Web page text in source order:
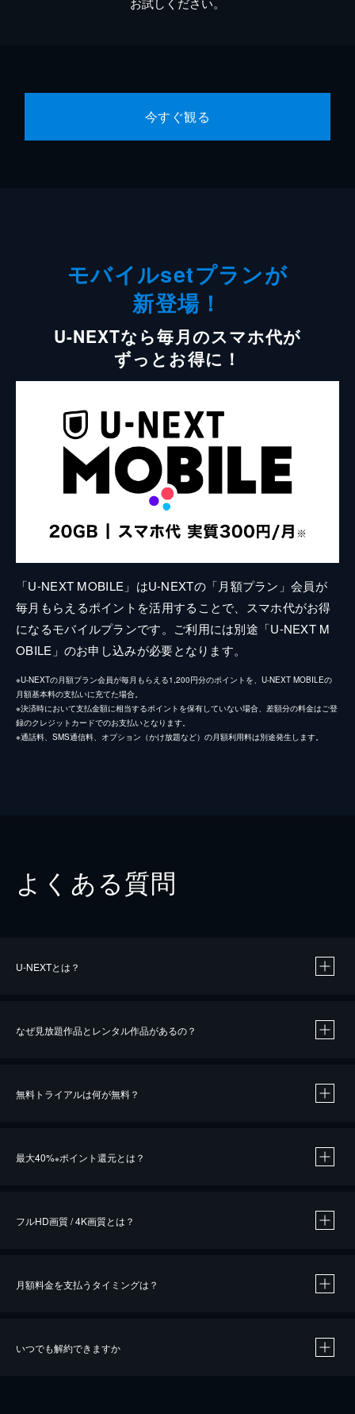
今すぐ観る
モバイルsetプランが
新登場！
U-NEXTなら毎月のスマホ代が
ずっとお得に！
「U-NEXT MOBILE」はU-NEXTの「月額プラン」会員が
毎月もらえるポイントを活用することで、スマホ代がお得
になるモバイルプランです。ご利用には別途「U-NEXT M
OBILE」のお申し込みが必要となります。
※U-NEXTの月額プラン会員が毎月もらえる1,200円分のポイントを、U-NEXT MOBILEの
月額基本料の支払いに充てた場合。
※決済時において支払金額に相当するポイントを保有していない場合、差額分の料金はご登
録のクレジットカードでのお支払いとなります。
※通話料、SMS通信料、オプション（かけ放題など）の月額利用料は別途発生します。
よくある質問
U-NEXTとは？
なぜ見放題作品とレンタル作品があるの？
無料トライアルは何が無料？
最大40%※ポイント還元とは？
※40％ポイント還元の対象は、クレジットカード決済による作品の購入 / レンタルです。
フルHD画質 / 4K画質とは？
月額料金を支払うタイミングは？
いつでも解約できますか